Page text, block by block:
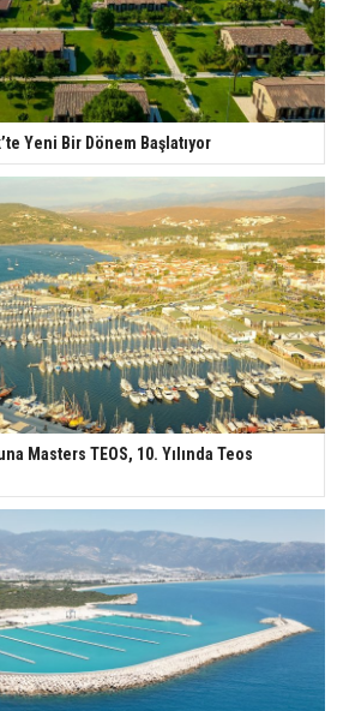
Yeni Bir Dönem Başlatıyor
Masters TEOS, 10. Yılında Teos